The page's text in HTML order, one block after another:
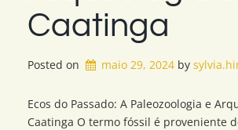
Caatinga
Posted on maio 29, 2024 by
Ecos do Passado: A Paleozoologia e
Caatinga O termo fóssil é proveniente